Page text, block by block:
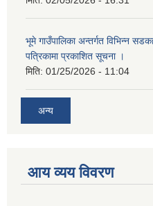
भूमे गाउँपालिका अन्तर्गत विभिन्न
पत्रिकामा प्रकाशित सूचना ।
मिति: 01/25/2026 - 11:04
अन्य
आय व्यय विवरण